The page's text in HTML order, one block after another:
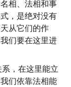
相、法相和事
，是绝对没有
从它们的作
们要在这里进
，在这里能立
们依靠法相能